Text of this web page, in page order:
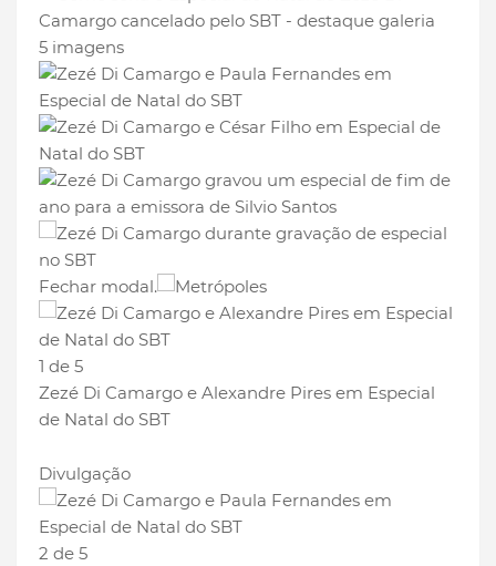
5 imagens
Fechar modal.
1 de 5
Zezé Di Camargo e Alexandre Pires em Especial
de Natal do SBT
Divulgação
2 de 5